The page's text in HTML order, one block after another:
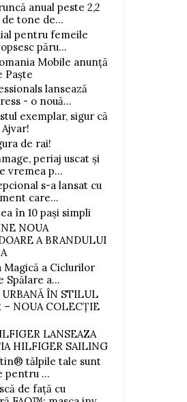
anual peste 2,2
tone de...
pentru femeile
păru...
Mobile anunță
Paște
lansează
- o nouă...
exemplar, sigur că
de rai!
periaj uscat și
vremea p...
s-a lansat cu
care...
în 10 pași simpli
NOUA
A BRANDULUI
Magică a Ciclurilor
Spălare a...
URBANĂ ÎN STILUL
– NOUA COLECȚIE
LANSEAZA
HILFIGER SAILING
tălpile tale sunt
pentru ...
de față cu